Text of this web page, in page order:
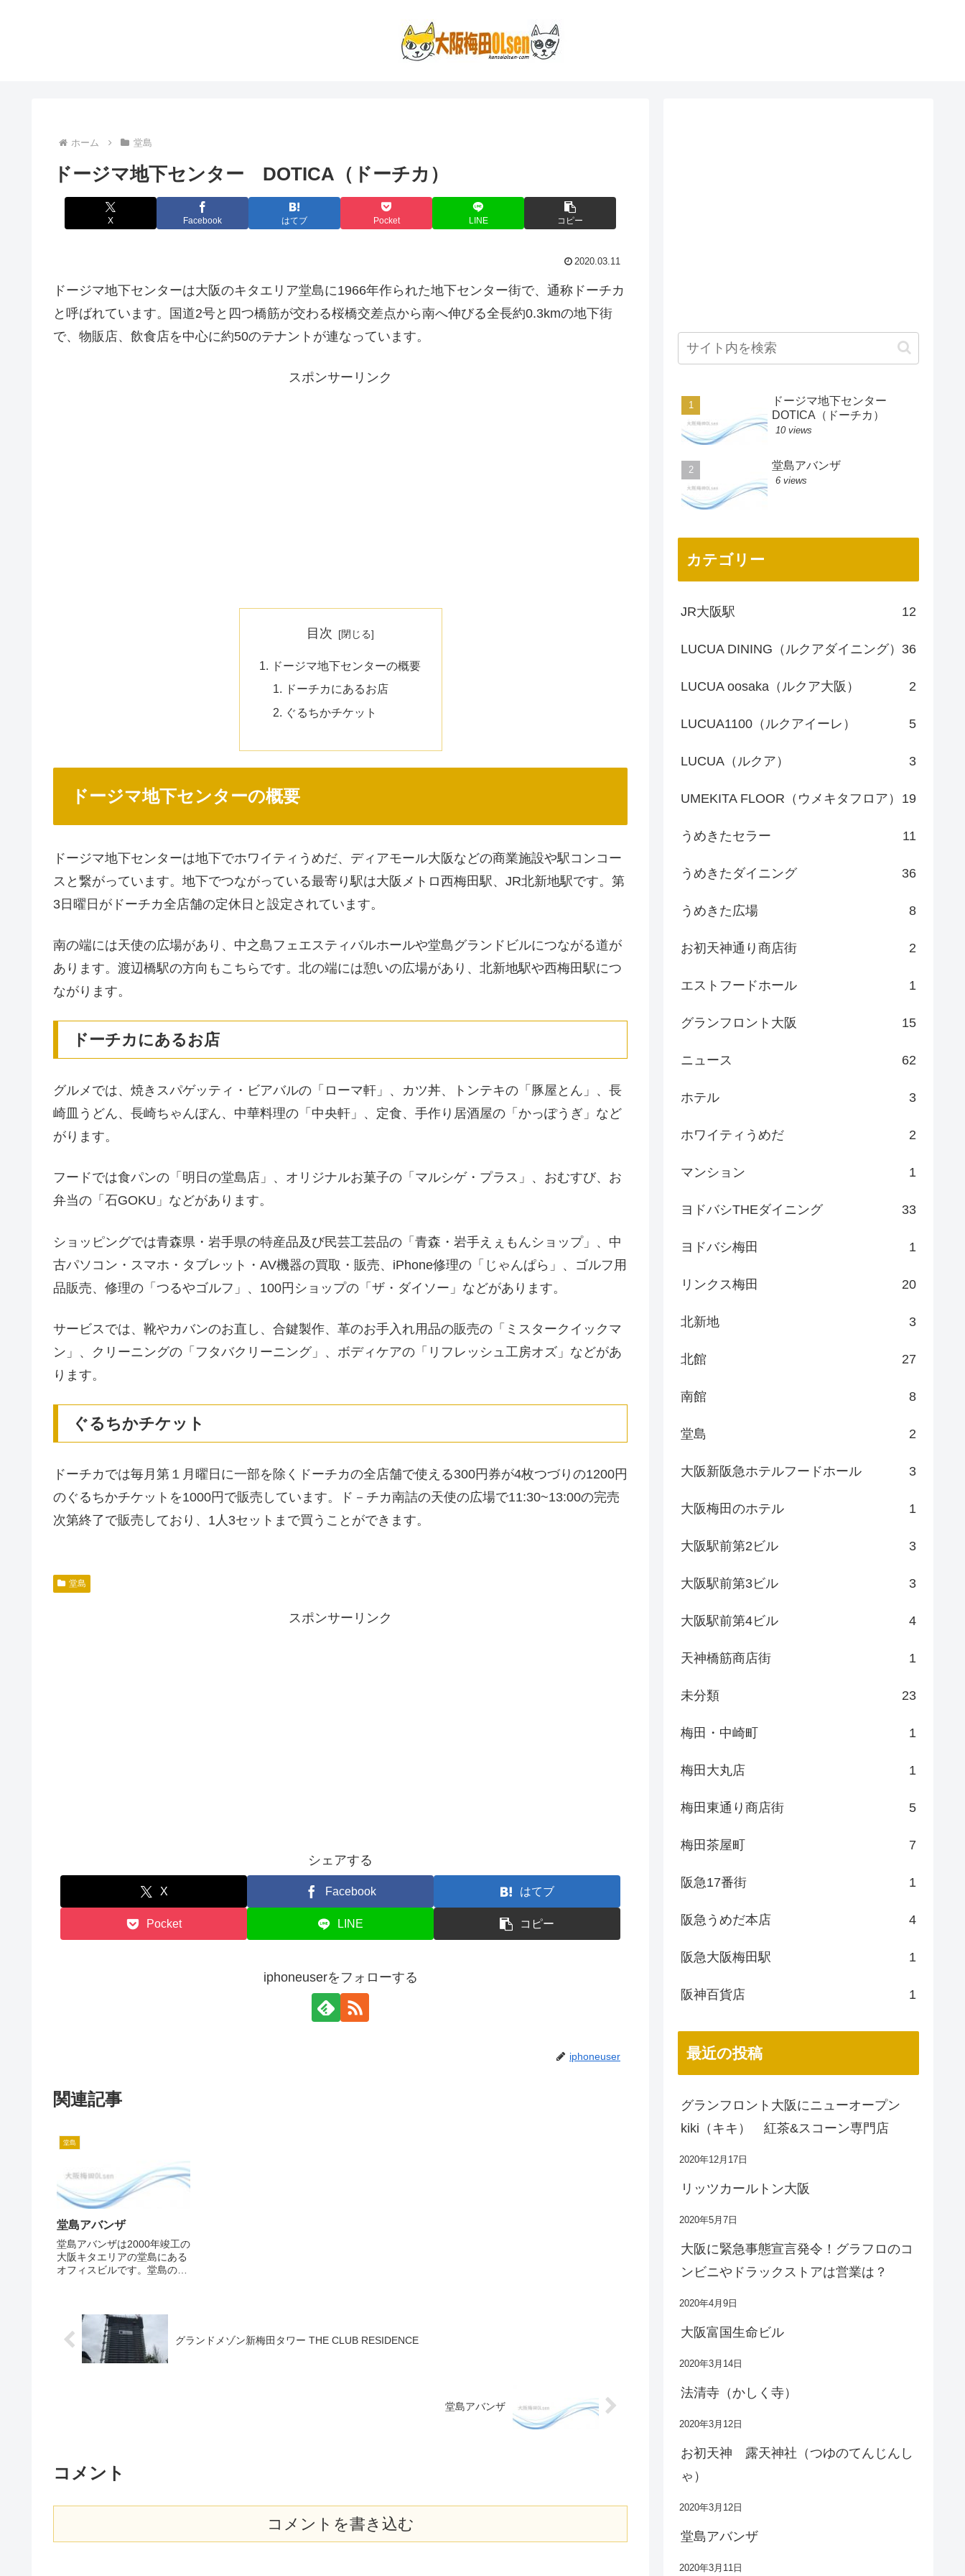
ホーム 堂島
ドージマ地下センター DOTICA（ドーチカ）
X Facebook はてブ Pocket LINE コピー
2020.03.11
ドージマ地下センターは大阪のキタエリア堂島に1966年作られた地下センター街で、通称ドーチカ
と呼ばれています。国道2号と四つ橋筋が交わる桜橋交差点から南へ伸びる全長約0.3kmの地下街
で、物販店、飲食店を中心に約50のテナントが連なっています。
スポンサーリンク
目次
ドージマ地下センターの概要
ドーチカにあるお店
ぐるちかチケット
ドージマ地下センターの概要
ドージマ地下センターは地下でホワイティうめだ、ディアモール大阪などの商業施設や駅コンコー
スと繋がっています。地下でつながっている最寄り駅は大阪メトロ西梅田駅、JR北新地駅です。第
3日曜日がドーチカ全店舗の定休日と設定されています。
南の端には天使の広場があり、中之島フェエスティバルホールや堂島グランドビルにつながる道が
あります。渡辺橋駅の方向もこちらです。北の端には憩いの広場があり、北新地駅や西梅田駅につ
ながります。
ドーチカにあるお店
グルメでは、焼きスパゲッティ・ビアバルの「ローマ軒」、カツ丼、トンテキの「豚屋とん」、長
崎皿うどん、長崎ちゃんぽん、中華料理の「中央軒」、定食、手作り居酒屋の「かっぽうぎ」など
がります。
フードでは食パンの「明日の堂島店」、オリジナルお菓子の「マルシゲ・プラス」、おむすび、お
弁当の「石GOKU」などがあります。
ショッピングでは青森県・岩手県の特産品及び民芸工芸品の「青森・岩手えぇもんショップ」、中
古パソコン・スマホ・タブレット・AV機器の買取・販売、iPhone修理の「じゃんぱら」、ゴルフ用
品販売、修理の「つるやゴルフ」、100円ショップの「ザ・ダイソー」などがあります。
サービスでは、靴やカバンのお直し、合鍵製作、革のお手入れ用品の販売の「ミスタークイックマ
ン」、クリーニングの「フタバクリーニング」、ボディケアの「リフレッシュ工房オズ」などがあ
ります。
ぐるちかチケット
ドーチカでは毎月第１月曜日に一部を除くドーチカの全店舗で使える300円券が4枚つづりの1200円
のぐるちかチケットを1000円で販売しています。ド－チカ南詰の天使の広場で11:30~13:00の完売
次第終了で販売しており、1人3セットまで買うことができます。
堂島
スポンサーリンク
シェアする
X Facebook はてブ
Pocket LINE コピー
iphoneuserをフォローする
iphoneuser
関連記事
堂島
堂島アバンザ
堂島アバンザは2000年竣工の
大阪キタエリアの堂島にある
オフィスビルです。堂島のラ
面して建っていている建物
は、前のスペースが広くとら
れていて、都会のオアシスの
グランドメゾン新梅田タワー THE CLUB RESIDENCE
堂島アバンザ
コメント
コメントを書き込む
ドージマ地下センター
DOTICA（ドーチカ）
10 views
堂島アバンザ
6 views
カテゴリー
JR大阪駅 12
LUCUA DINING（ルクアダイニング） 36
LUCUA oosaka（ルクア大阪） 2
LUCUA1100（ルクアイーレ） 5
LUCUA（ルクア） 3
UMEKITA FLOOR（ウメキタフロア） 19
うめきたセラー 11
うめきたダイニング 36
うめきた広場 8
お初天神通り商店街 2
エストフードホール 1
グランフロント大阪 15
ニュース 62
ホテル 3
ホワイティうめだ 2
マンション 1
ヨドバシTHEダイニング 33
ヨドバシ梅田 1
リンクス梅田 20
北新地 3
北館 27
南館 8
堂島 2
大阪新阪急ホテルフードホール 3
大阪梅田のホテル 1
大阪駅前第2ビル 3
大阪駅前第3ビル 3
大阪駅前第4ビル 4
天神橋筋商店街 1
未分類 23
梅田・中崎町 1
梅田大丸店 1
梅田東通り商店街 5
梅田茶屋町 7
阪急17番街 1
阪急うめだ本店 4
阪急大阪梅田駅 1
阪神百貨店 1
最近の投稿
グランフロント大阪にニューオープン
kiki（キキ） 紅茶&スコーン専門店
2020年12月17日
リッツカールトン大阪
2020年5月7日
大阪に緊急事態宣言発令！グラフロのコ
ンビニやドラックストアは営業は？
2020年4月9日
大阪富国生命ビル
2020年3月14日
法清寺（かしく寺）
2020年3月12日
お初天神 露天神社（つゆのてんじんし
ゃ）
2020年3月12日
堂島アバンザ
2020年3月11日